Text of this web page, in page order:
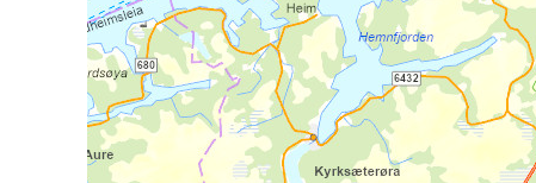
Fra Berkåk stasjon følger
mot Eggan gård (ca 1,5
derfra videre gjennom